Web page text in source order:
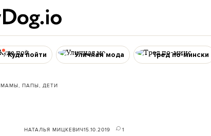
Куда пойти Уличная мода Тред по-мински
МАМЫ, ПАПЫ, ДЕТИ
НАТАЛЬЯ МИЦКЕВИЧ15.10.2019 1